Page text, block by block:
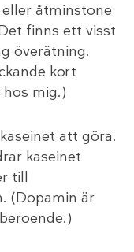
åtminstone
finns ett visst
överätning.
kort
mig.)
att göra.
kaseinet
till
(Dopamin är